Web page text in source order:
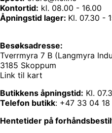
Kontortid: kl. 08.00 - 16.00
Åpningstid lager: Kl. 07.30 -
Besøksadresse:
Tverrmyra 7 B (Langmyra
3185 Skoppum
Link til kart
Butikkens åpningstid: Kl.
Telefon butikk: +47 33 04 18
Hentetider på